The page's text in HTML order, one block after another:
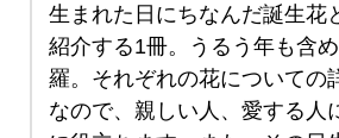
生まれた日にちなんだ誕生花
紹介する1冊。うるう年も含
羅。それぞれの花についての
なので、親しい人、愛する人